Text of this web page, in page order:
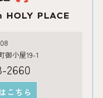
PLACE
御小屋19-1
2660
こちら